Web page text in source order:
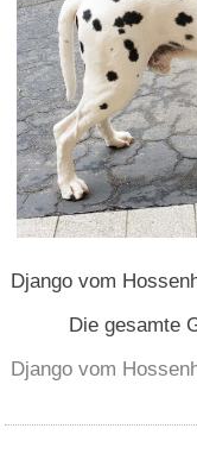
Django vom
Die gesamte
Django vom